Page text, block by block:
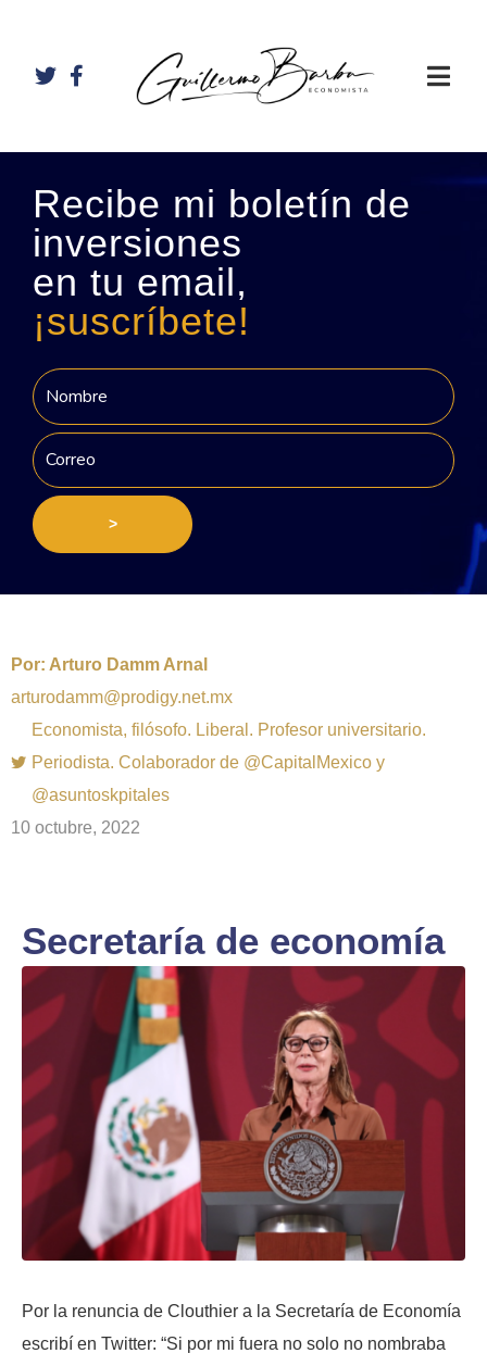
Recibe mi boletín de
inversiones
en tu email,
¡suscríbete!
>
Por: Arturo Damm Arnal
arturodamm@prodigy.net.mx
Economista, filósofo. Liberal. Profesor universitario.
Periodista. Colaborador de @CapitalMexico y
@asuntoskpitales
10 octubre, 2022
Secretaría de economía
Por la renuncia de Clouthier a la Secretaría de Economía
escribí en Twitter: “Si por mi fuera no solo no nombraba